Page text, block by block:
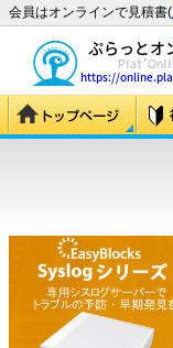
会員はオンラインで見積書(